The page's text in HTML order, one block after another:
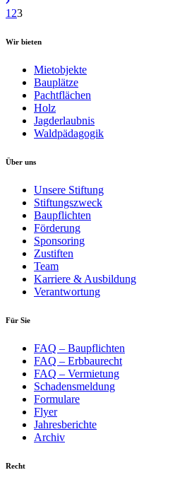
1 23
Wir bieten
Mietobjekte
Bauplätze
Pachtflächen
Holz
Jagderlaubnis
Waldpädagogik
Über uns
Unsere Stiftung
Stiftungszweck
Baupflichten
Förderung
Sponsoring
Zustiften
Team
Karriere & Ausbildung
Verantwortung
Für Sie
FAQ – Baupflichten
FAQ – Erbbaurecht
FAQ – Vermietung
Schadensmeldung
Formulare
Flyer
Jahresberichte
Archiv
Recht